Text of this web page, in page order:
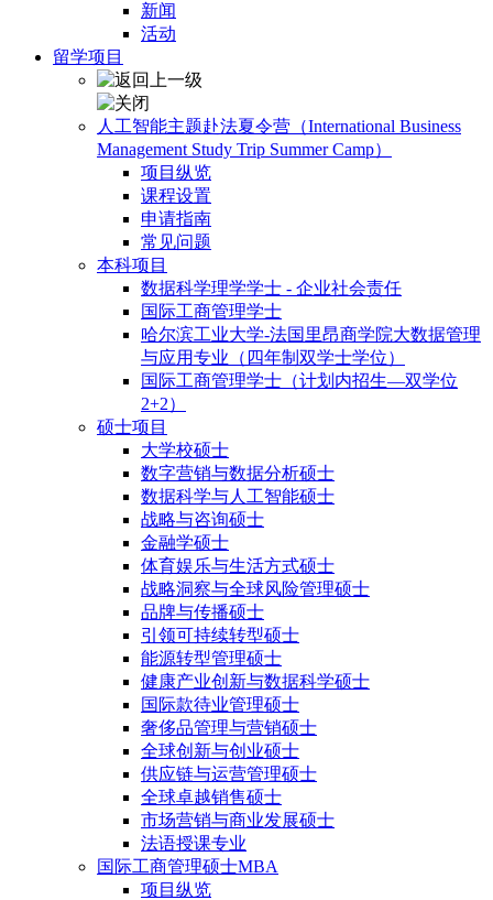
新闻
活动
留学项目
人工智能主题赴法夏令营（International Business
Management Study Trip Summer Camp）
项目纵览
课程设置
申请指南
常见问题
本科项目
数据科学理学学士 - 企业社会责任
国际工商管理学士
哈尔滨工业大学-法国里昂商学院大数据管理
与应用专业（四年制双学士学位）
国际工商管理学士（计划内招生—双学位
2+2）
硕士项目
大学校硕士
数字营销与数据分析硕士
数据科学与人工智能硕士
战略与咨询硕士
金融学硕士
体育娱乐与生活方式硕士
战略洞察与全球风险管理硕士
品牌与传播硕士
引领可持续转型硕士
能源转型管理硕士
健康产业创新与数据科学硕士
国际款待业管理硕士
奢侈品管理与营销硕士
全球创新与创业硕士
供应链与运营管理硕士
全球卓越销售硕士
市场营销与商业发展硕士
法语授课专业
国际工商管理硕士MBA
项目纵览